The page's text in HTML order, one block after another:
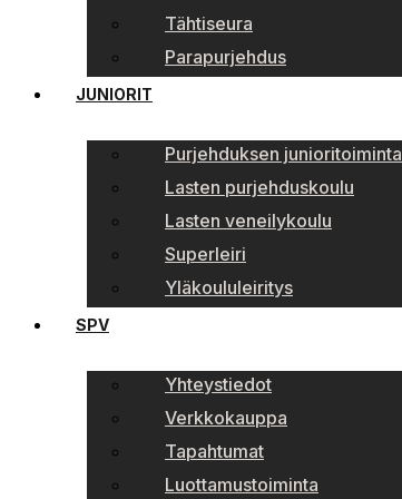
Tähtiseura
Parapurjehdus
JUNIORIT
Purjehduksen junioritoiminta
Lasten purjehduskoulu
Lasten veneilykoulu
Superleiri
Yläkoululeiritys
SPV
Yhteystiedot
Verkkokauppa
Tapahtumat
Luottamustoiminta